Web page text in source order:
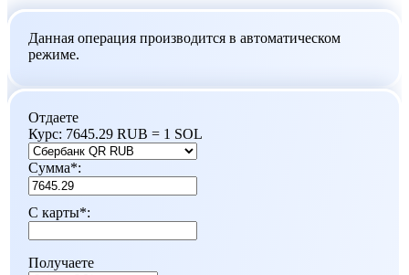
Данная операция производится в автоматическом
режиме.
Отдаете
Курс: 7645.29 RUB = 1 SOL
Сумма*:
С карты*:
Получаете